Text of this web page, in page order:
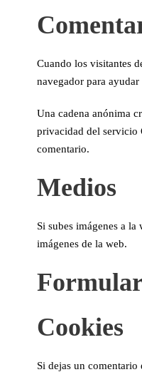
Cuando los visitantes
navegador para
Una cadena anónima
privacidad del servicio
comentario.
Medios
Si subes imágenes a
imágenes de la web.
Cookies
Si dejas un